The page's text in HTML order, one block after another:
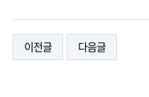
이전글 다음글